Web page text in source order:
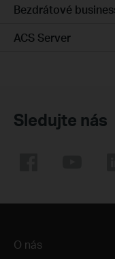
Bezdrátové
ACS Server
Sledujte nás
O nás